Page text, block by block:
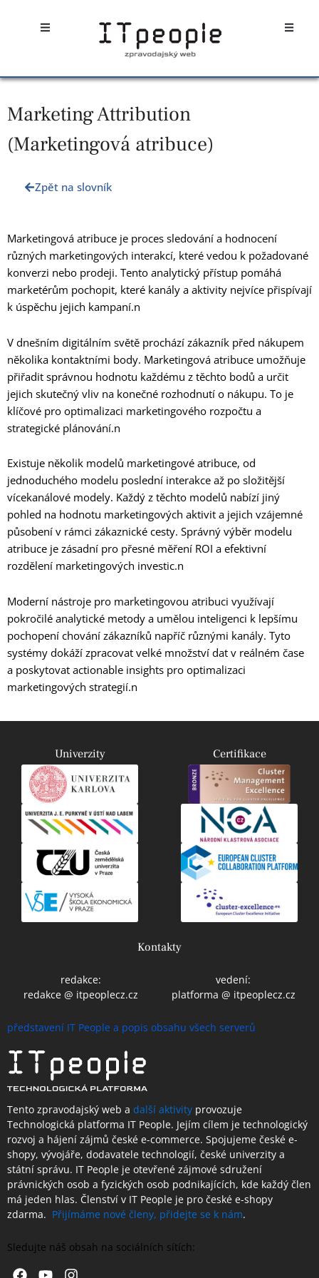
Open Open
Marketing Attribution
(Marketingová atribuce)
Zpět na slovník
Marketingová atribuce je proces sledování a hodnocení
různých marketingových interakcí, které vedou k požadované
konverzi nebo prodeji. Tento analytický přístup pomáhá
marketérům pochopit, které kanály a aktivity nejvíce přispívají
k úspěchu jejich kampaní.n
V dnešním digitálním světě prochází zákazník před nákupem
několika kontaktními body. Marketingová atribuce umožňuje
přiřadit správnou hodnotu každému z těchto bodů a určit
jejich skutečný vliv na konečné rozhodnutí o nákupu. To je
klíčové pro optimalizaci marketingového rozpočtu a
strategické plánování.n
Existuje několik modelů marketingové atribuce, od
jednoduchého modelu poslední interakce až po složitější
vícekanálové modely. Každý z těchto modelů nabízí jiný
pohled na hodnotu marketingových aktivit a jejich vzájemné
působení v rámci zákaznické cesty. Správný výběr modelu
atribuce je zásadní pro přesné měření ROI a efektivní
rozdělení marketingových investic.n
Moderní nástroje pro marketingovou atribuci využívají
pokročilé analytické metody a umělou inteligenci k lepšímu
pochopení chování zákazníků napříč různými kanály. Tyto
systémy dokáží zpracovat velké množství dat v reálném čase
a poskytovat actionable insights pro optimalizaci
marketingových strategií.n
Univerzity Certifikace
Kontakty
redakce:
redakce @ itpeoplecz.cz
vedení:
platforma @ itpeoplecz.cz
představení IT People a popis obsahu všech serverů
Tento zpravodajský web a další aktivity provozuje
Technologická platforma IT People. Jejím cílem je technologický
rozvoj a hájení zájmů české e-commerce. Spojujeme české e-
shopy, vývojáře, dodavatele technologií, české univerzity a
státní správu. IT People je otevřené zájmové sdružení
právnických osob a fyzických osob podnikajících, kde každý člen
má jeden hlas. Členství v IT People je pro české e-shopy
zdarma. Přijímáme nové členy, přidejte se k nám.
Sledujte náš obsah na sociálních sítích:
Facebook
YoutubeInstagram